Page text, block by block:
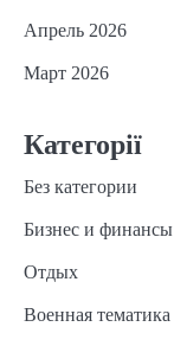
Апрель 2026
Март 2026
Категорії
Без категории
Бизнес и финансы
Отдых
Военная тематика